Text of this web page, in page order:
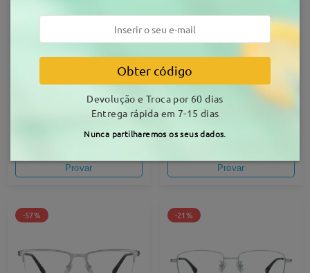
Provar Provar
-57% -21%
Obter código
Devolução e Troca por 60 dias
Entrega rápida em 7-15 dias
Nunca partilharemos os seus dados.